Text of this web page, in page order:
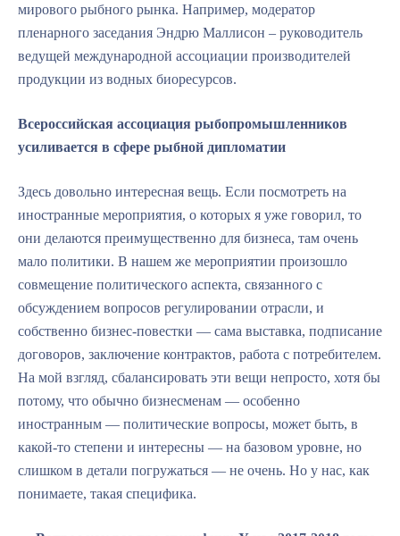
мирового рыбного рынка. Например, модератор
пленарного заседания Эндрю Маллисон – руководитель
ведущей международной ассоциации производителей
продукции из водных биоресурсов.
Всероссийская ассоциация рыбопромышленников
усиливается в сфере рыбной дипломатии
Здесь довольно интересная вещь. Если посмотреть на
иностранные мероприятия, о которых я уже говорил, то
они делаются преимущественно для бизнеса, там очень
мало политики. В нашем же мероприятии произошло
совмещение политического аспекта, связанного с
обсуждением вопросов регулировании отрасли, и
собственно бизнес-повестки — сама выставка, подписание
договоров, заключение контрактов, работа с потребителем.
На мой взгляд, сбалансировать эти вещи непросто, хотя бы
потому, что обычно бизнесменам — особенно
иностранным — политические вопросы, может быть, в
какой-то степени и интересны — на базовом уровне, но
слишком в детали погружаться — не очень. Но у нас, как
понимаете, такая специфика.